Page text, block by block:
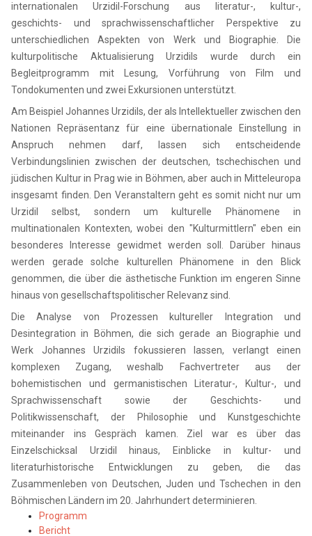
internationalen Urzidil-Forschung aus literatur-, kultur-,
geschichts- und sprachwissenschaftlicher Perspektive zu
unterschiedlichen Aspekten von Werk und Biographie. Die
kulturpolitische Aktualisierung Urzidils wurde durch ein
Begleitprogramm mit Lesung, Vorführung von Film und
Tondokumenten und zwei Exkursionen unterstützt.
Am Beispiel Johannes Urzidils, der als Intellektueller zwischen den
Nationen Repräsentanz für eine übernationale Einstellung in
Anspruch nehmen darf, lassen sich entscheidende
Verbindungslinien zwischen der deutschen, tschechischen und
jüdischen Kultur in Prag wie in Böhmen, aber auch in Mitteleuropa
insgesamt finden. Den Veranstaltern geht es somit nicht nur um
Urzidil selbst, sondern um kulturelle Phänomene in
multinationalen Kontexten, wobei den "Kulturmittlern" eben ein
besonderes Interesse gewidmet werden soll. Darüber hinaus
werden gerade solche kulturellen Phänomene in den Blick
genommen, die über die ästhetische Funktion im engeren Sinne
hinaus von gesellschaftspolitischer Relevanz sind.
Die Analyse von Prozessen kultureller Integration und
Desintegration in Böhmen, die sich gerade an Biographie und
Werk Johannes Urzidils fokussieren lassen, verlangt einen
komplexen Zugang, weshalb Fachvertreter aus der
bohemistischen und germanistischen Literatur-, Kultur-, und
Sprachwissenschaft sowie der Geschichts- und
Politikwissenschaft, der Philosophie und Kunstgeschichte
miteinander ins Gespräch kamen. Ziel war es über das
Einzelschicksal Urzidil hinaus, Einblicke in kultur- und
literaturhistorische Entwicklungen zu geben, die das
Zusammenleben von Deutschen, Juden und Tschechen in den
Böhmischen Ländern im 20. Jahrhundert determinieren.
Programm
Bericht